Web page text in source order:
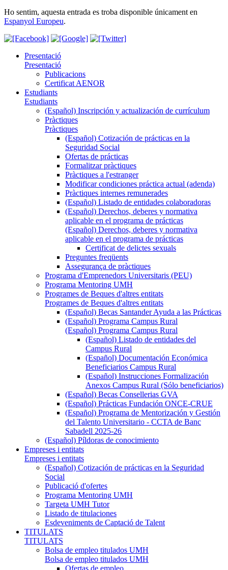
Ho sentim, aquesta entrada es troba disponible únicament en
Espanyol Europeu.
Presentació
Presentació
Publicacions
Certificat AENOR
Estudiants
Estudiants
(Español) Inscripción y actualización de currículum
Pràctiques
Pràctiques
(Español) Cotización de prácticas en la
Seguridad Social
Ofertas de prácticas
Formalitzar pràctiques
Pràctiques a l'estranger
Modificar condiciones práctica actual (adenda)
Pràctiques internes remunerades
(Español) Listado de entidades colaboradoras
(Español) Derechos, deberes y normativa
aplicable en el programa de prácticas
(Español) Derechos, deberes y normativa
aplicable en el programa de prácticas
Certificat de delictes sexuals
Preguntes freqüents
Assegurança de pràctiques
Programa d'Emprenedors Universitaris (PEU)
Programa Mentoring UMH
Programes de Beques d'altres entitats
Programes de Beques d'altres entitats
(Español) Becas Santander Ayuda a las Prácticas
(Español) Programa Campus Rural
(Español) Programa Campus Rural
(Español) Listado de entidades del
Campus Rural
(Español) Documentación Económica
Beneficiarios Campus Rural
(Español) Instrucciones Formalización
Anexos Campus Rural (Sólo beneficiarios)
(Español) Becas Consellerias GVA
(Español) Prácticas Fundación ONCE-CRUE
(Español) Programa de Mentorización y Gestión
del Talento Universitario - CCTA de Banc
Sabadell 2025-26
(Español) Píldoras de conocimiento
Empreses i entitats
Empreses i entitats
(Español) Cotización de prácticas en la Seguridad
Social
Publicació d'ofertes
Programa Mentoring UMH
Targeta UMH Tutor
Listado de titulaciones
Esdeveniments de Captació de Talent
TITULATS
TITULATS
Bolsa de empleo titulados UMH
Bolsa de empleo titulados UMH
Ofertas de empleo